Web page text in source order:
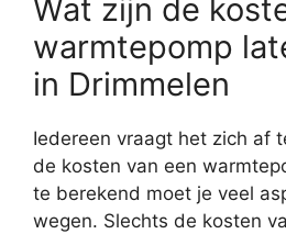
Wat zijn de
warmtepomp
in Drimmelen
Iedereen vraagt het zich af
de kosten van een
te berekend moet je veel
wegen. Slechts de kosten